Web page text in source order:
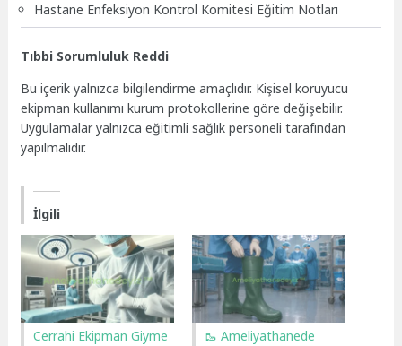
Hastane Enfeksiyon Kontrol Komitesi Eğitim Notları
Tıbbi Sorumluluk Reddi
Bu içerik yalnızca bilgilendirme amaçlıdır. Kişisel koruyucu
ekipman kullanımı kurum protokollerine göre değişebilir.
Uygulamalar yalnızca eğitimli sağlık personeli tarafından
yapılmalıdır.
İlgili
Cerrahi Ekipman Giyme
🥾 Ameliyathanede